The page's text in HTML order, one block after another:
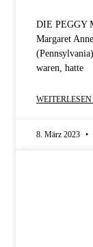
DIE PEGGY
Margaret
waren, hatte
WEITERLESEN
8. März 2023